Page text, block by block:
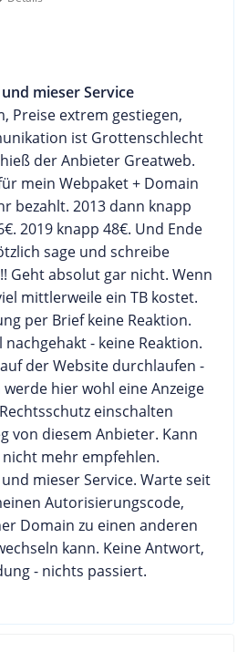
mieser Service
Preise extrem gestiegen,
ist Grottenschlecht
der Anbieter Greatweb.
mein Webpaket + Domain
bezahlt. 2013 dann knapp
2019 knapp 48€. Und Ende
sage und schreibe
Geht absolut gar nicht. Wenn
mittlerweile ein TB kostet.
per Brief keine Reaktion.
- keine Reaktion.
der Website durchlaufen -
werde hier wohl eine Anzeige
einschalten
von diesem Anbieter. Kann
mehr empfehlen.
mieser Service. Warte seit
Autorisierungscode,
Domain zu einen anderen
kann. Keine Antwort,
- nichts passiert.